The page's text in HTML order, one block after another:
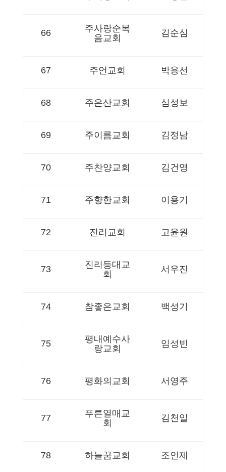
66
주사랑순복
음교회
김순심
67 주언교회 박용선
68 주은산교회 심성보
69 주이름교회 김정남
70 주찬양교회 김건영
71 주향한교회 이용기
72 진리교회 고윤원
73
진리등대교
회
서우진
74 참좋은교회 백성기
75
평내예수사
랑교회
임성빈
76 평화의교회 서영주
77
푸른열매교
회
김천일
78 하늘꿈교회 조인제